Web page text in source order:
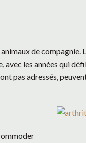
de compagnie.
avec les années qui
pas adressés,